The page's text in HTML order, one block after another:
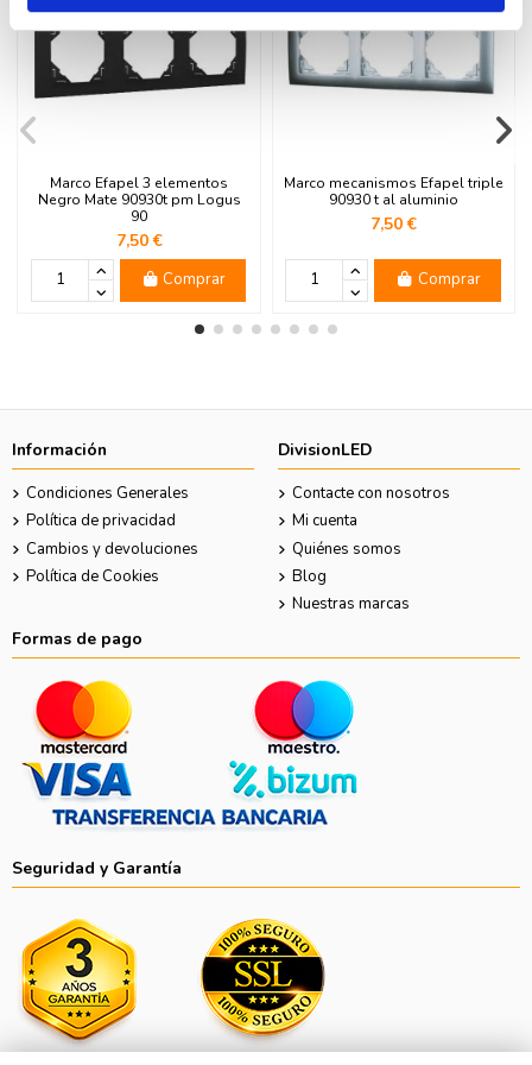
Marco Efapel 3 elementos
Negro Mate 90930t pm Logus
90
7,50 €
Comprar
Marco mecanismos Efapel triple
90930 t al aluminio
7,50 €
Comprar
Información
Condiciones Generales
Política de privacidad
Cambios y devoluciones
Política de Cookies
DivisionLED
Contacte con nosotros
Mi cuenta
Quiénes somos
Blog
Nuestras marcas
Formas de pago
Seguridad y Garantía